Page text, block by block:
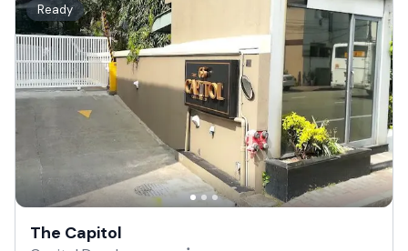
Ready
The Capitol